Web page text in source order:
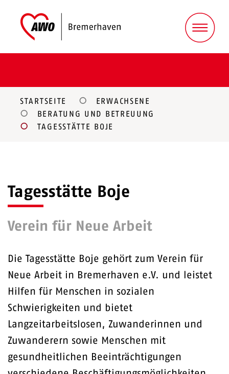
STARTSEITE
ERWACHSENE
BERATUNG UND BETREUUNG
TAGESSTÄTTE BOJE
Tagesstätte Boje
Verein für Neue Arbeit
Die Tagesstätte Boje gehört zum Verein für
Neue Arbeit in Bremerhaven e.V. und leistet
Hilfen für Menschen in sozialen
Schwierigkeiten und bietet
Langzeitarbeitslosen, Zuwanderinnen und
Zuwanderern sowie Menschen mit
gesundheitlichen Beeinträchtigungen